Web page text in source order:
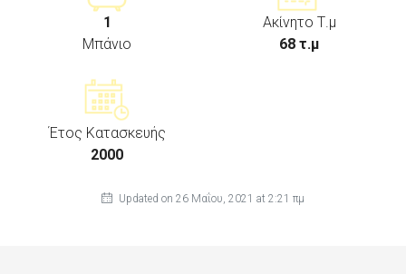
1
Μπάνιο
Ακίνητο Τ.μ
68 τ.μ
Έτος Κατασκευής
2000
Updated on 26 Μαΐου, 2021 at 2:21 πμ